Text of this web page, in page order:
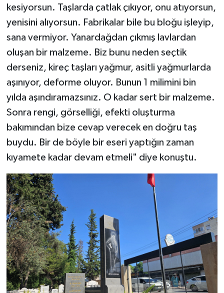
kesiyorsun. Taşlarda çatlak çıkıyor, onu atıyorsun,
yenisini alıyorsun. Fabrikalar bile bu bloğu işleyip,
sana vermiyor. Yanardağdan çıkmış lavlardan
oluşan bir malzeme. Biz bunu neden seçtik
derseniz, kireç taşları yağmur, asitli yağmurlarda
aşınıyor, deforme oluyor. Bunun 1 milimini bin
yılda aşındıramazsınız. O kadar sert bir malzeme.
Sonra rengi, görselliği, efekti oluşturma
bakımından bize cevap verecek en doğru taş
buydu. Bir de böyle bir eseri yaptığın zaman
kıyamete kadar devam etmeli" diye konuştu.